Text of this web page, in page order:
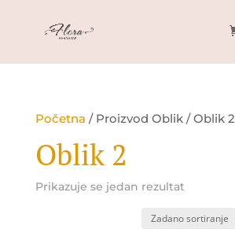
Početna / Proizvod Oblik / Oblik 2
Oblik 2
Prikazuje se jedan rezultat